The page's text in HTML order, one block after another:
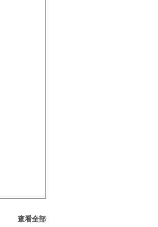
查看全部